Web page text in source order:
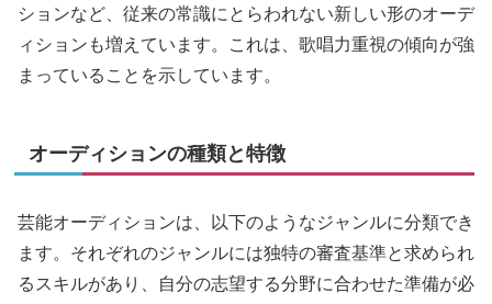
ションなど、従来の常識にとらわれない新しい形のオーデ
ィションも増えています。これは、歌唱力重視の傾向が強
まっていることを示しています。
オーディションの種類と特徴
芸能オーディションは、以下のようなジャンルに分類でき
ます。それぞれのジャンルには独特の審査基準と求められ
るスキルがあり、自分の志望する分野に合わせた準備が必